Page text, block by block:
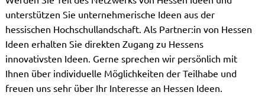
unterstützen Sie unternehmerische Ideen aus der
hessischen Hochschullandschaft. Als Partner:in von Hessen
Ideen erhalten Sie direkten Zugang zu Hessens
innovativsten Ideen. Gerne sprechen wir persönlich mit
Ihnen über individuelle Möglichkeiten der Teilhabe und
freuen uns sehr über Ihr Interesse an Hessen Ideen.